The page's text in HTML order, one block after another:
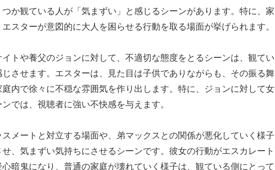
か観ている人が「気まずい」と感じるシーンがあります。特に、家
スターが意図的に大人を困らせる行動を取る場面が挙げられます。
トや養父のジョンに対して、不適切な態度をとるシーンは、観てい
させます。エスターは、見た目は子供でありながらも、その振る舞
内で徐々に不穏な雰囲気を作り出します。特に、ジョンに対して女
では、視聴者に強い不快感を与えます。
メートと対立する場面や、弟マックスとの関係が悪化していく様子
、気まずい気持ちにさせるシーンです。彼女の行動がエスカレート
暗鬼になり、普通の家庭が壊れていく様子は、観ている側にとって